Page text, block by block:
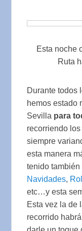
Esta noche
Ruta
Durante todos
hemos estado
Sevilla para
recorriendo
siempre
esta manera
tenido también
Navidades,
etc…y esta
Esta vez la de
recorrido